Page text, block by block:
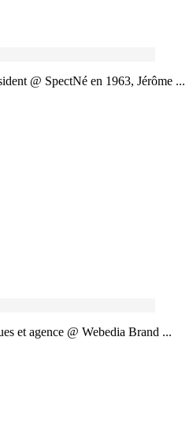
@ SpectNé en 1963, Jérôme ...
et agence @ Webedia Brand ...